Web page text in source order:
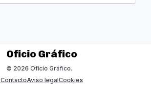
Oficio Gráfico
© 2026 Oficio Gráfico.
ContactoAviso legalCookies